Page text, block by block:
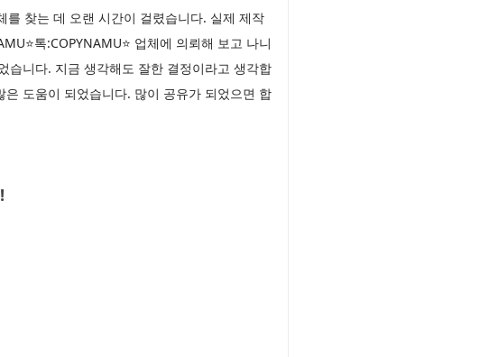
찾는 데 오랜 시간이 걸렸습니다. 실제 제작
톡:COPYNAMU⭐ 업체에 의뢰해 보고 나니
습니다. 지금 생각해도 잘한 결정이라고 생각합
도움이 되었습니다. 많이 공유가 되었으면 합